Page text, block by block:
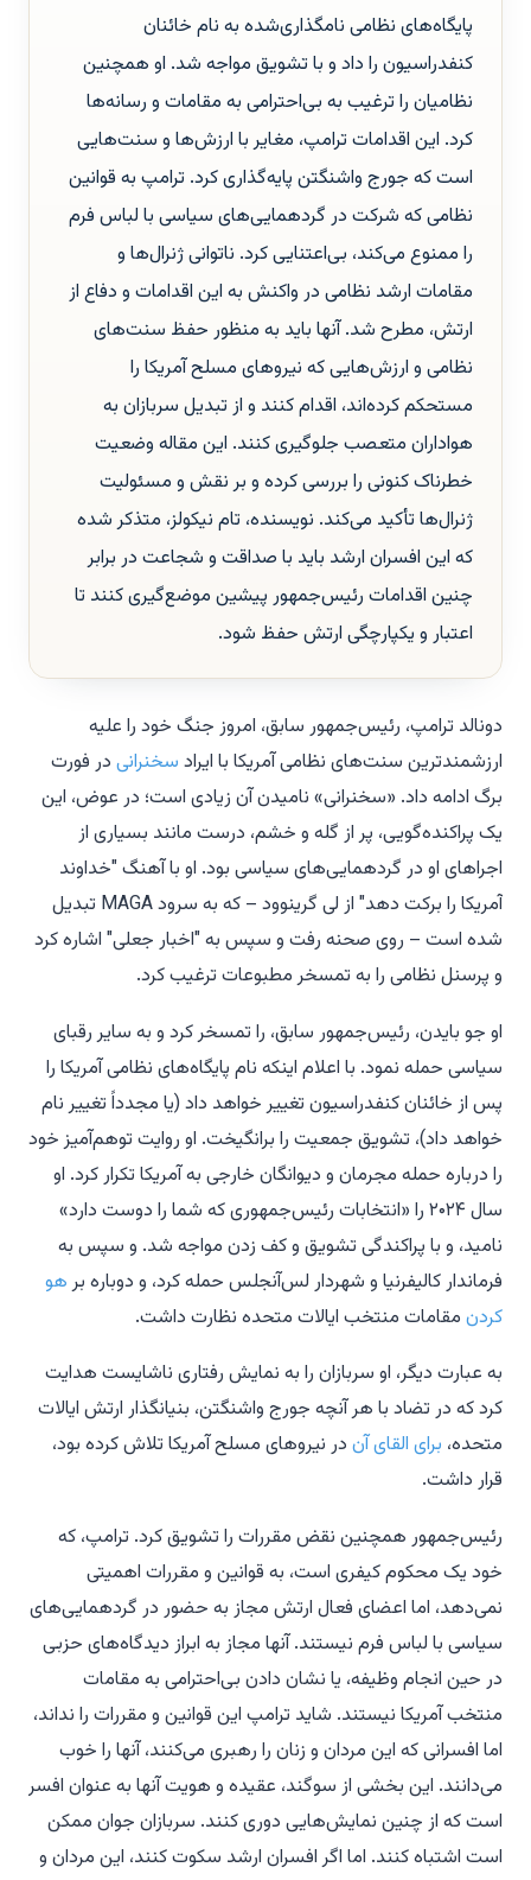
پایگاه‌های نظامی نامگذاری‌شده به نام خائنان
کنفدراسیون را داد و با تشویق مواجه شد. او همچنین
نظامیان را ترغیب به بی‌احترامی به مقامات و رسانه‌ها
کرد. این اقدامات ترامپ، مغایر با ارزش‌ها و سنت‌هایی
است که جورج واشنگتن پایه‌گذاری کرد. ترامپ به قوانین
نظامی که شرکت در گردهمایی‌های سیاسی با لباس فرم
را ممنوع می‌کند، بی‌اعتنایی کرد. ناتوانی ژنرال‌ها و
مقامات ارشد نظامی در واکنش به این اقدامات و دفاع از
ارتش، مطرح شد. آنها باید به منظور حفظ سنت‌های
نظامی و ارزش‌هایی که نیروهای مسلح آمریکا را
مستحکم کرده‌اند، اقدام کنند و از تبدیل سربازان به
هواداران متعصب جلوگیری کنند. این مقاله وضعیت
خطرناک کنونی را بررسی کرده و بر نقش و مسئولیت
ژنرال‌ها تأکید می‌کند. نویسنده، تام نیکولز، متذکر شده
که این افسران ارشد باید با صداقت و شجاعت در برابر
چنین اقدامات رئیس‌جمهور پیشین موضع‌گیری کنند تا
اعتبار و یکپارچگی ارتش حفظ شود.
دونالد ترامپ، رئیس‌جمهور سابق، امروز جنگ خود را علیه
ارزشمندترین سنت‌های نظامی آمریکا با ایراد سخنرانی در فورت
برگ ادامه داد. «سخنرانی» نامیدن آن زیادی است؛ در عوض، این
یک پراکنده‌گویی، پر از گله و خشم، درست مانند بسیاری از
اجراهای او در گردهمایی‌های سیاسی بود. او با آهنگ "خداوند
آمریکا را برکت دهد" از لی گرینوود – که به سرود MAGA تبدیل
شده است – روی صحنه رفت و سپس به "اخبار جعلی" اشاره کرد
و پرسنل نظامی را به تمسخر مطبوعات ترغیب کرد.
او جو بایدن، رئیس‌جمهور سابق، را تمسخر کرد و به سایر رقبای
سیاسی حمله نمود. با اعلام اینکه نام پایگاه‌های نظامی آمریکا را
پس از خائنان کنفدراسیون تغییر خواهد داد (یا مجدداً تغییر نام
خواهد داد)، تشویق جمعیت را برانگیخت. او روایت توهم‌آمیز خود
را درباره حمله مجرمان و دیوانگان خارجی به آمریکا تکرار کرد. او
سال ۲۰۲۴ را «انتخابات رئیس‌جمهوری که شما را دوست دارد»
نامید، و با پراکندگی تشویق و کف زدن مواجه شد. و سپس به
فرماندار کالیفرنیا و شهردار لس‌آنجلس حمله کرد، و دوباره بر هو
کردن مقامات منتخب ایالات متحده نظارت داشت.
به عبارت دیگر، او سربازان را به نمایش رفتاری ناشایست هدایت
کرد که در تضاد با هر آنچه جورج واشنگتن، بنیانگذار ارتش ایالات
متحده، برای القای آن در نیروهای مسلح آمریکا تلاش کرده بود،
قرار داشت.
رئیس‌جمهور همچنین نقض مقررات را تشویق کرد. ترامپ، که
خود یک محکوم کیفری است، به قوانین و مقررات اهمیتی
نمی‌دهد، اما اعضای فعال ارتش مجاز به حضور در گردهمایی‌های
سیاسی با لباس فرم نیستند. آنها مجاز به ابراز دیدگاه‌های حزبی
در حین انجام وظیفه، یا نشان دادن بی‌احترامی به مقامات
منتخب آمریکا نیستند. شاید ترامپ این قوانین و مقررات را نداند،
اما افسرانی که این مردان و زنان را رهبری می‌کنند، آنها را خوب
می‌دانند. این بخشی از سوگند، عقیده و هویت آنها به عنوان افسر
است که از چنین نمایش‌هایی دوری کنند. سربازان جوان ممکن
است اشتباه کنند. اما اگر افسران ارشد سکوت کنند، این مردان و